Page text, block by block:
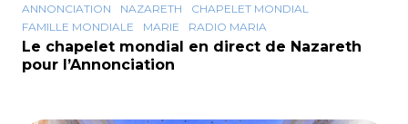
ANNONCIATION
NAZARETH
CHAPELET MONDIAL
FAMILLE MONDIALE
MARIE RADIO MARIA
Le chapelet mondial en direct de Nazareth
pour l’Annonciation